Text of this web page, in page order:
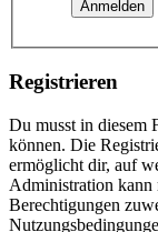
Registrieren
Du musst in diesem
können. Die
ermöglicht dir, auf
Administration kann
Berechtigungen